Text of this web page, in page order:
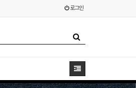
로그인